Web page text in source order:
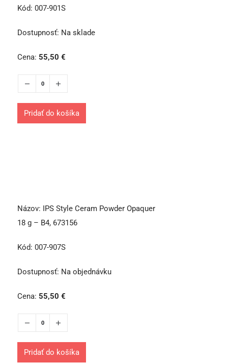
Kód: 007-901S
Dostupnosť: Na sklade
Cena: 55,50 €
Pridať do košíka
Názov: IPS Style Ceram Powder Opaquer
18 g – B4, 673156
Kód: 007-907S
Dostupnosť: Na objednávku
Cena: 55,50 €
Pridať do košíka